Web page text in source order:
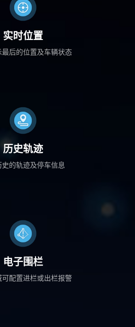
实时位置
最后的位置及车辆状态
历史轨迹
史的轨迹及停车信息
电子围栏
可配置进栏或出栏报警